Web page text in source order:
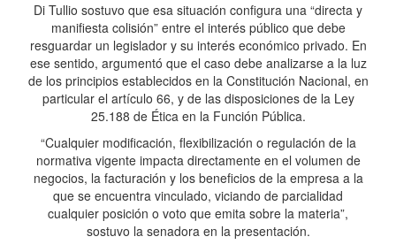
Di Tullio sostuvo que esa situación configura una “directa y
manifiesta colisión” entre el interés público que debe
resguardar un legislador y su interés económico privado. En
ese sentido, argumentó que el caso debe analizarse a la luz
de los principios establecidos en la Constitución Nacional, en
particular el artículo 66, y de las disposiciones de la Ley
25.188 de Ética en la Función Pública.
“Cualquier modificación, flexibilización o regulación de la
normativa vigente impacta directamente en el volumen de
negocios, la facturación y los beneficios de la empresa a la
que se encuentra vinculado, viciando de parcialidad
cualquier posición o voto que emita sobre la materia”,
sostuvo la senadora en la presentación.